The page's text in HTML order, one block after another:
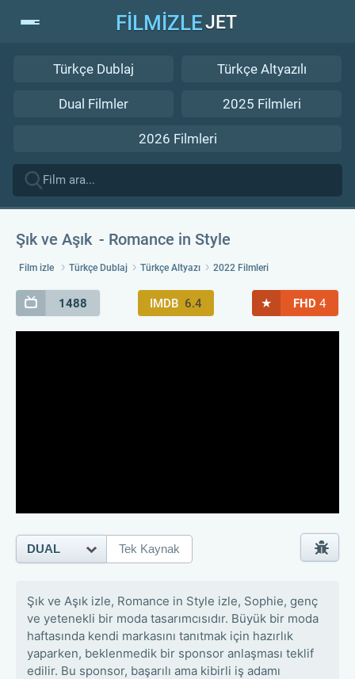
FİLMİZLEJET
Türkçe Dublaj Türkçe Altyazılı
Dual Filmler 2025 Filmleri
2026 Filmleri
Şık ve Aşık Romance in Style
Film izle Türkçe Dublaj Türkçe Altyazı 2022 Filmleri
1488 IMDB 6.4 ★ FHD 4
Şık ve Aşık izle, Romance in Style izle, Sophie, genç
ve yetenekli bir moda tasarımcısıdır. Büyük bir moda
haftasında kendi markasını tanıtmak için hazırlık
yaparken, beklenmedik bir sponsor anlaşması teklif
edilir. Bu sponsor, başarılı ama kibirli iş adamı
DUAL Tek Kaynak